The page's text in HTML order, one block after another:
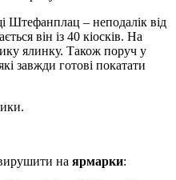
Штефанплац – неподалік від
він із 40 кіосків. На
ялинку. Також поруч у
завжди готові покатати
на ярмарки: